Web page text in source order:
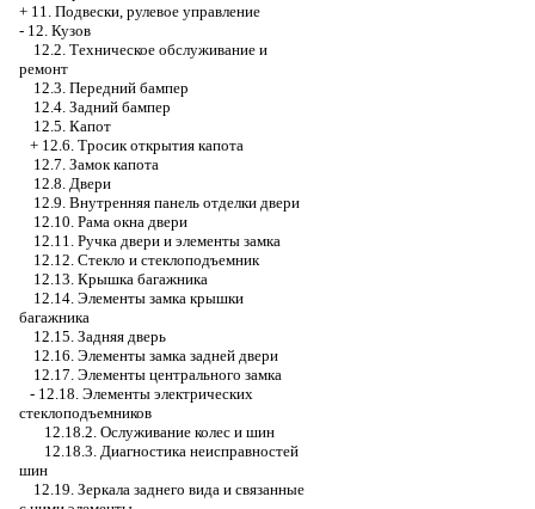
+ 11. Подвески, рулевое управление
- 12. Кузов
12.2. Техническое обслуживание и
ремонт
12.3. Передний бампер
12.4. Задний бампер
12.5. Капот
+ 12.6. Тросик открытия капота
12.7. Замок капота
12.8. Двери
12.9. Внутренняя панель отделки двери
12.10. Рама окна двери
12.11. Ручка двери и элементы замка
12.12. Стекло и стеклоподъемник
12.13. Крышка багажника
12.14. Элементы замка крышки
багажника
12.15. Задняя дверь
12.16. Элементы замка задней двери
12.17. Элементы центрального замка
- 12.18. Элементы электрических
стеклоподъемников
12.18.2. Ослуживание колес и шин
12.18.3. Диагностика неисправностей
шин
12.19. Зеркала заднего вида и связанные